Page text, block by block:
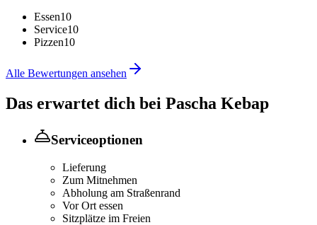
Essen10
Service10
Pizzen10
Alle Bewertungen ansehen
Das erwartet dich bei Pascha Kebap
Serviceoptionen
Lieferung
Zum Mitnehmen
Abholung am Straßenrand
Vor Ort essen
Sitzplätze im Freien